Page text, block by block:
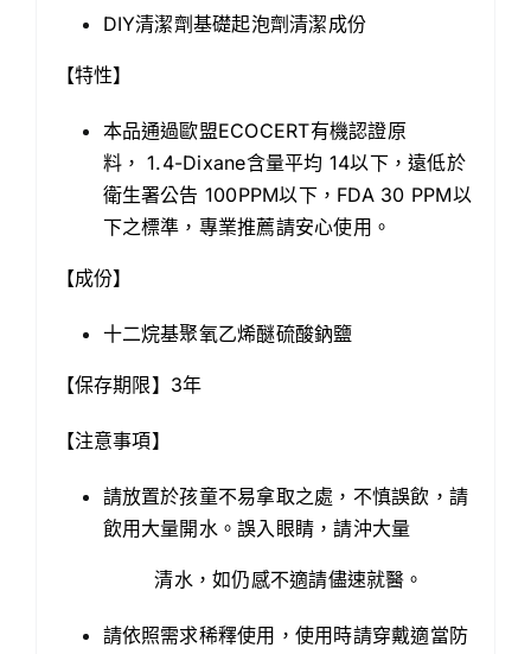
DIY清潔劑基礎起泡劑清潔成份
【特性】
本品通過歐盟ECOCERT有機認證原
料， 1.4-Dixane含量平均 14以下，遠低於
衛生署公告 100PPM以下，FDA 30 PPM以
下之標準，專業推薦請安心使用。
【成份】
十二烷基聚氧乙烯醚硫酸鈉鹽
【保存期限】3年
【注意事項】
請放置於孩童不易拿取之處，不慎誤飲，請
飲用大量開水。誤入眼睛，請沖大量
清水，如仍感不適請儘速就醫。
請依照需求稀釋使用，使用時請穿戴適當防